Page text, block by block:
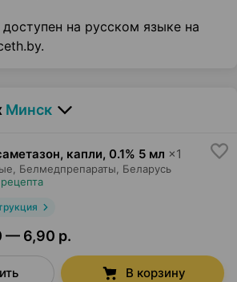
на русском языке на
Минск
капли, 0.1% 5 мл ×1
Белмедпрепараты , Беларусь
— 6,90 р.
В корзину